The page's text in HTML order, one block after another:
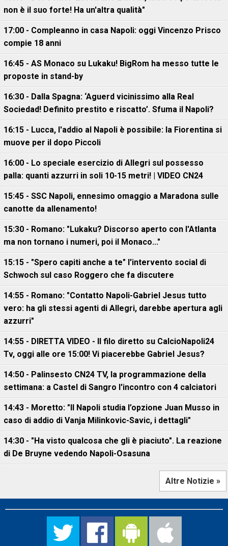
non è il suo forte! Ha un'altra qualità"
17:00 - Compleanno in casa Napoli: oggi Vincenzo Prisco
compie 18 anni
16:45 - AS Monaco su Lukaku! BigRom ha messo tutte le
proposte in stand-by
16:30 - Dalla Spagna: ‘Aguerd vicinissimo alla Real
Sociedad! Definito prestito e riscatto’. Sfuma il Napoli?
16:15 - Lucca, l'addio al Napoli è possibile: la Fiorentina si
muove per il dopo Piccoli
16:00 - Lo speciale esercizio di Allegri sul possesso
palla: quanti azzurri in soli 10-15 metri! | VIDEO CN24
15:45 - SSC Napoli, ennesimo omaggio a Maradona sulle
canotte da allenamento!
15:30 - Romano: "Lukaku? Discorso aperto con l'Atlanta
ma non tornano i numeri, poi il Monaco..."
15:15 - "Spero capiti anche a te" l'intervento social di
Schwoch sul caso Roggero che fa discutere
14:55 - Romano: "Contatto Napoli-Gabriel Jesus tutto
vero: ha gli stessi agenti di Allegri, darebbe apertura agli
azzurri"
14:55 - DIRETTA VIDEO - Il filo diretto su CalcioNapoli24
Tv, oggi alle ore 15:00! Vi piacerebbe Gabriel Jesus?
14:50 - Palinsesto CN24 TV, la programmazione della
settimana: a Castel di Sangro l'incontro con 4 calciatori
14:43 - Moretto: "Il Napoli studia l’opzione Juan Musso in
caso di addio di Vanja Milinkovic-Savic, i dettagli"
14:30 - "Ha visto qualcosa che gli è piaciuto". La reazione
di De Bruyne vedendo Napoli-Osasuna
Altre Notizie »